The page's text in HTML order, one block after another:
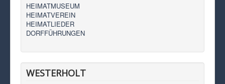
HEIMATMUSEUM
HEIMATVEREIN
HEIMATLIEDER
DORFFÜHRUNGEN
WESTERHOLT